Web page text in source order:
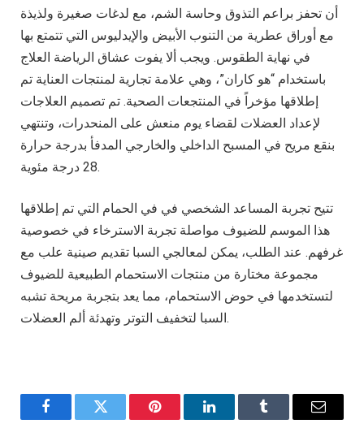
أن تحفز براعم التذوق وحاسة الشم، مع لدغات صغيرة ولذيذة
مع أوراق عطرية من التنوب الأبيض والإيدليوس التي تتمتع بها
في نهاية الطقوس. ويجب ألا يفوت عشاق الرياضة العلاج
باستخدام “هو كاران”، وهي علامة تجارية لمنتجات العناية تم
إطلاقها مؤخراً في المنتجعات الصحية. تم تصميم العلاجات
لإعداد العضلات لقضاء يوم منعش على المنحدرات، وتنتهي
بنقع مريح في المسبح الداخلي والخارجي المدفأ بدرجة حرارة
28 درجة مئوية.
تتيح تجربة المساعد الشخصي في في الحمام التي تم إطلاقها
هذا الموسم للضيوف مواصلة تجربة الاسترخاء في خصوصية
غرفهم. عند الطلب، يمكن لمعالجي السبا تقديم صينية علب مع
مجموعة مختارة من منتجات الاستحمام الطبيعية للضيوف
لتستخدمها في حوض الاستحمام، مما يعد بتجربة مريحة تشبه
السبا لتخفيف التوتر وتهدئة ألم العضلات.
FacebookTwitter Pinterest LinkedInTumblr Email